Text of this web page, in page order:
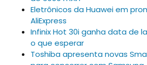
Eletrônicos da Huawei em
AliExpress
Infinix Hot 30i ganha data de
o que esperar
Toshiba apresenta novas